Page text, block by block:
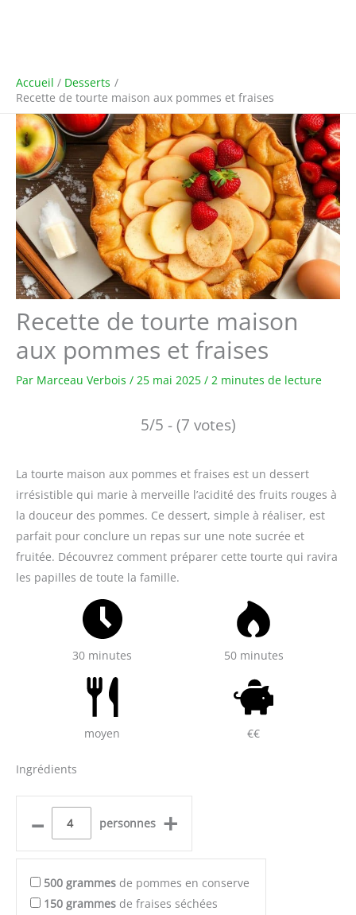
Accueil
Desserts
Recette de tourte maison aux pommes et fraises
Recette de tourte maison
aux pommes et fraises
Par Marceau Verbois / 25 mai 2025 / 2 minutes de lecture
5/5 - (7 votes)
La tourte maison aux pommes et fraises est un dessert
irrésistible qui marie à merveille l’acidité des fruits rouges à
la douceur des pommes. Ce dessert, simple à réaliser, est
parfait pour conclure un repas sur une note sucrée et
fruitée. Découvrez comment préparer cette tourte qui ravira
les papilles de toute la famille.
30 minutes 50 minutes
moyen €€
Ingrédients
– personnes +
500 grammes de pommes en conserve
150 grammes de fraises séchées